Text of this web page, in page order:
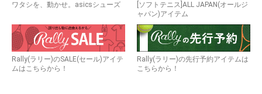
ワタシを、動かせ。asicsシューズ
[ソフトテニス]ALL JAPAN(オールジ
ャパン)アイテム
Rally(ラリー)のSALE(セール)アイテ
ムはこちらから！
Rally(ラリー)の先行予約アイテムは
こちらから！